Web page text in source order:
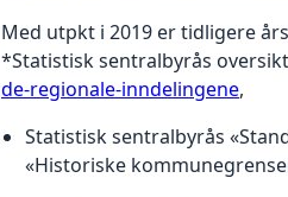
Med utpkt i 2019 er tidligere
*Statistisk sentralbyrås
de-regionale-inndelingene,
Statistisk sentralbyrås
«Historiske